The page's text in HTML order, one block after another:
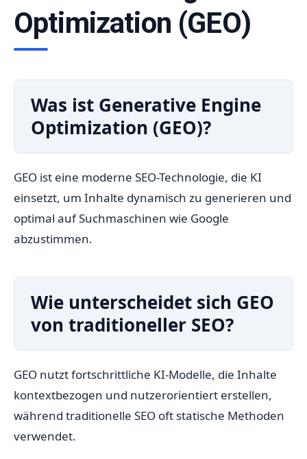
Optimization (GEO)
Was ist Generative Engine
Optimization (GEO)?
GEO ist eine moderne SEO-Technologie, die KI
einsetzt, um Inhalte dynamisch zu generieren und
optimal auf Suchmaschinen wie Google
abzustimmen.
Wie unterscheidet sich GEO
von traditioneller SEO?
GEO nutzt fortschrittliche KI-Modelle, die Inhalte
kontextbezogen und nutzerorientiert erstellen,
während traditionelle SEO oft statische Methoden
verwendet.